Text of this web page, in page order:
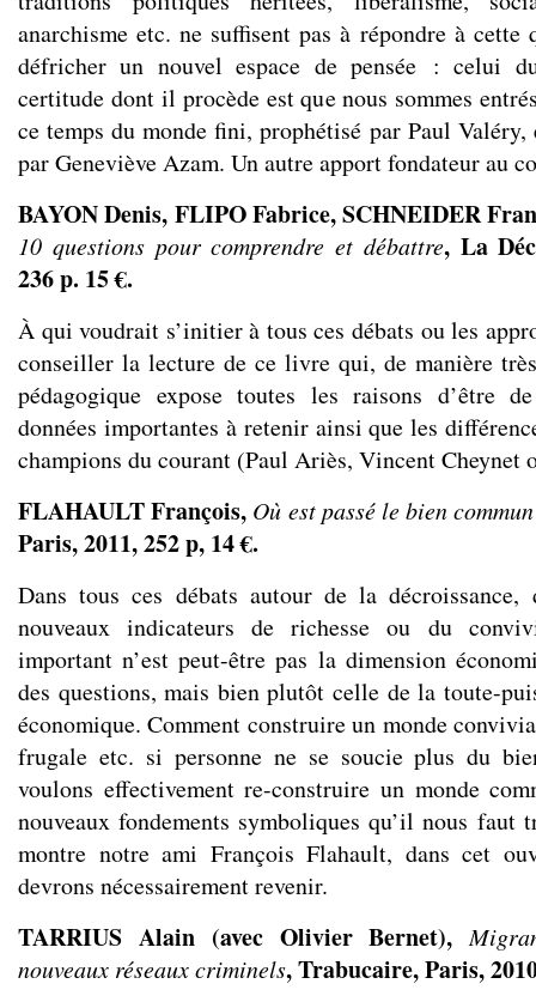
anarchisme etc. ne suffisent pas à répondre à cette
défricher un nouvel espace de pensée : celui
certitude dont il procède est que nous sommes
ce temps du monde fini, prophétisé par Paul Valéry,
par Geneviève Azam. Un autre apport fondateur au
BAYON Denis, FLIPO Fabrice, SCHNEIDER
10 questions pour comprendre et débattre, La
236 p. 15 €.
À qui voudrait s’initier à tous ces débats ou les
conseiller la lecture de ce livre qui, de manière
pédagogique expose toutes les raisons d’être
données importantes à retenir ainsi que les
champions du courant (Paul Ariès, Vincent Cheynet
FLAHAULT François, Où est passé le bien
Paris, 2011, 252 p, 14 €.
Dans tous ces débats autour de la décroissance,
nouveaux indicateurs de richesse ou du
important n’est peut-être pas la dimension
des questions, mais bien plutôt celle de la toute-
économique. Comment construire un monde
frugale etc. si personne ne se soucie plus du
voulons effectivement re-construire un monde
nouveaux fondements symboliques qu’il nous faut
montre notre ami François Flahault, dans cet
devrons nécessairement revenir.
TARRIUS Alain (avec Olivier Bernet),
nouveaux réseaux criminels, Trabucaire, Paris,